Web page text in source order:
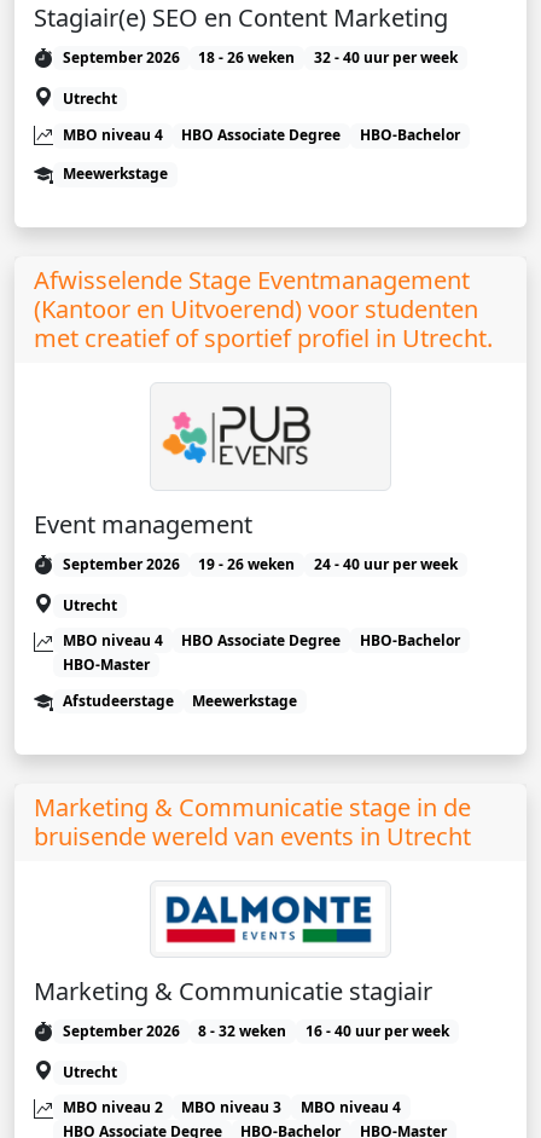
Stagiair(e) SEO en Content Marketing
September 2026 18 - 26 weken
32 - 40 uur per week
Utrecht
MBO niveau 4
HBO Associate Degree
HBO-Bachelor
Meewerkstage
Afwisselende Stage Eventmanagement
(Kantoor en Uitvoerend) voor studenten
met creatief of sportief profiel in Utrecht.
Event management
September 2026 19 - 26 weken
24 - 40 uur per week
Utrecht
MBO niveau 4
HBO Associate Degree
HBO-Bachelor
HBO-Master
Afstudeerstage
Meewerkstage
Marketing & Communicatie stage in de
bruisende wereld van events in Utrecht
Marketing & Communicatie stagiair
September 2026 8 - 32 weken
16 - 40 uur per week
Utrecht
MBO niveau 2
MBO niveau 3
MBO niveau 4
HBO Associate Degree
HBO-Bachelor HBO-Master